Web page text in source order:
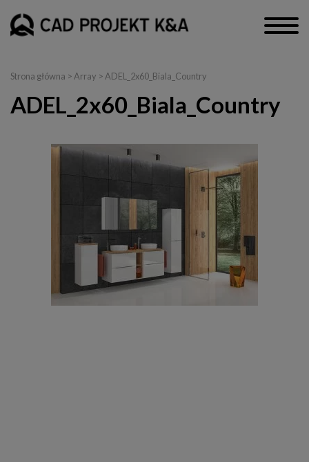
Strona główna > Array > ADEL_2x60_Biala_Country
ADEL_2x60_Biala_Country